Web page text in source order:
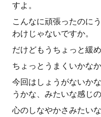
すよ。
こんなに頑張ったのに
わけじゃないですか。
だけどもうちょっと緩
ちょっとうまくいかなか
今回はしょうがないか
うかな、みたいな感じの
心のしなやかさみたい